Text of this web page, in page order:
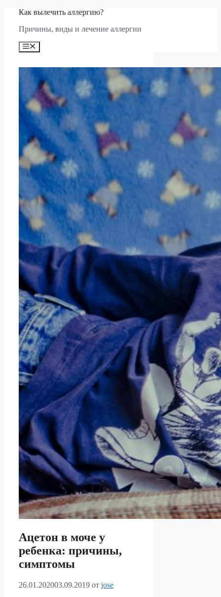
Перейти
содержимому
Как вылечить аллергию?
Причины, виды и лечение аллергии
Меню
Ацетон в моче у
ребенка: причины,
симптомы
26.01.202003.09.2019 от jose